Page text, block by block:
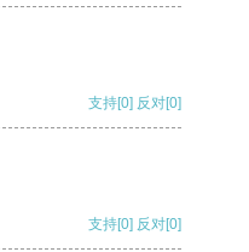
支持[0] 反对[0]
支持[0] 反对[0]